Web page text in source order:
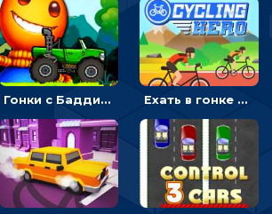
Гонки с Бадди: ехать на джипе и собирать монеты Ехать в гонке на велосипедах через трамплины к финишу на скорость - спортивные